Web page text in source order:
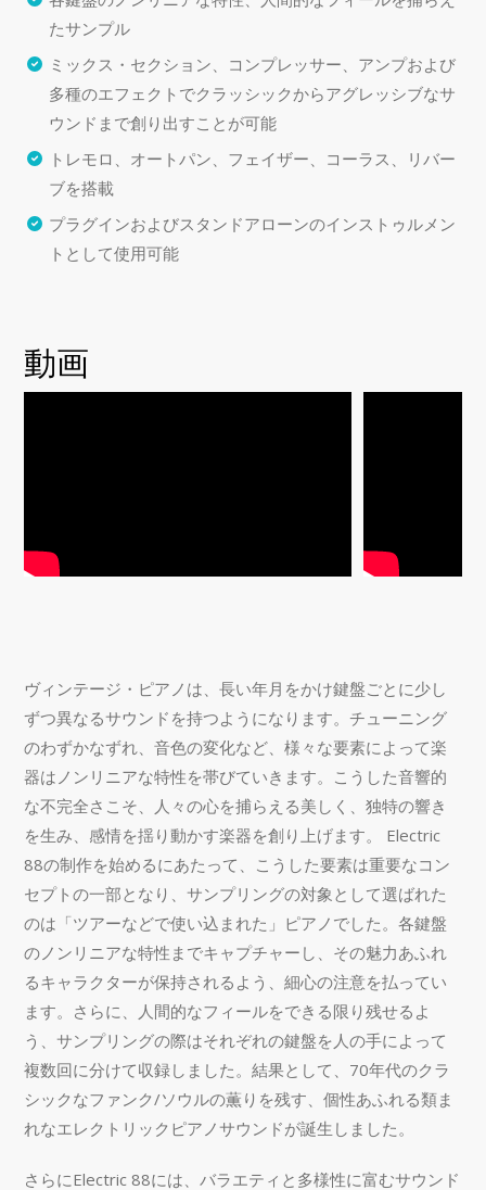
たサンプル
ミックス・セクション、コンプレッサー、アンプおよび
多種のエフェクトでクラッシックからアグレッシブなサ
ウンドまで創り出すことが可能
トレモロ、オートパン、フェイザー、コーラス、リバー
ブを搭載
プラグインおよびスタンドアローンのインストゥルメン
トとして使用可能
動画
ヴィンテージ・ピアノは、長い年月をかけ鍵盤ごとに少し
ずつ異なるサウンドを持つようになります。チューニング
のわずかなずれ、音色の変化など、様々な要素によって楽
器はノンリニアな特性を帯びていきます。こうした音響的
な不完全さこそ、人々の心を捕らえる美しく、独特の響き
を生み、感情を揺り動かす楽器を創り上げます。 Electric
88の制作を始めるにあたって、こうした要素は重要なコン
セプトの一部となり、サンプリングの対象として選ばれた
のは「ツアーなどで使い込まれた」ピアノでした。各鍵盤
のノンリニアな特性までキャプチャーし、その魅力あふれ
るキャラクターが保持されるよう、細心の注意を払ってい
ます。さらに、人間的なフィールをできる限り残せるよ
う、サンプリングの際はそれぞれの鍵盤を人の手によって
複数回に分けて収録しました。結果として、70年代のクラ
シックなファンク/ソウルの薫りを残す、個性あふれる類ま
れなエレクトリックピアノサウンドが誕生しました。
さらにElectric 88には、バラエティと多様性に富むサウンド